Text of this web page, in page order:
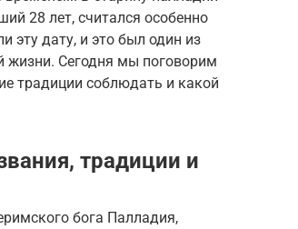
28 лет, считался особенно
эту дату, и это был один из
жизни. Сегодня мы поговорим
традиции соблюдать и какой
традиции и
бога Палладия,